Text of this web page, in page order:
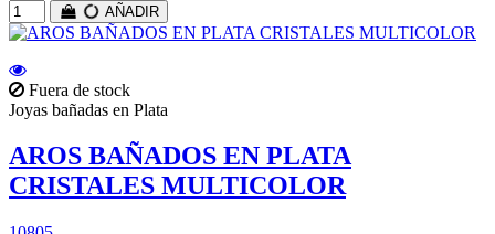
AÑADIR
Fuera de stock
Joyas bañadas en Plata
AROS BAÑADOS EN PLATA
CRISTALES MULTICOLOR